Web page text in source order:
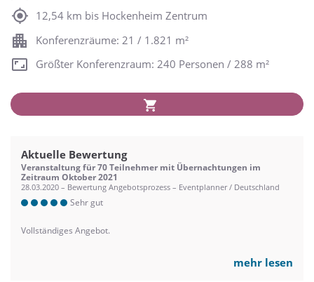
12,54 km bis Hockenheim Zentrum
Konferenzräume: 21 / 1.821 m²
Größter Konferenzraum: 240 Personen / 288 m²
Aktuelle Bewertung
Veranstaltung für 70 Teilnehmer mit Übernachtungen im
Zeitraum Oktober 2021
28.03.2020 – Bewertung Angebotsprozess – Eventplanner / Deutschland
Sehr gut
Vollständiges Angebot.
mehr lesen